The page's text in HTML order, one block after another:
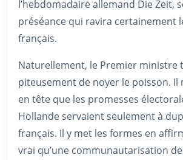
l’hebdomadaire allemand Die Zeit,
préséance qui ravira certainement
français.
Naturellement, le Premier ministre
piteusement de noyer le poisson. Il
en tête que les promesses
Hollande servaient seulement à
français. Il y met les formes en
vrai qu’une communautarisation